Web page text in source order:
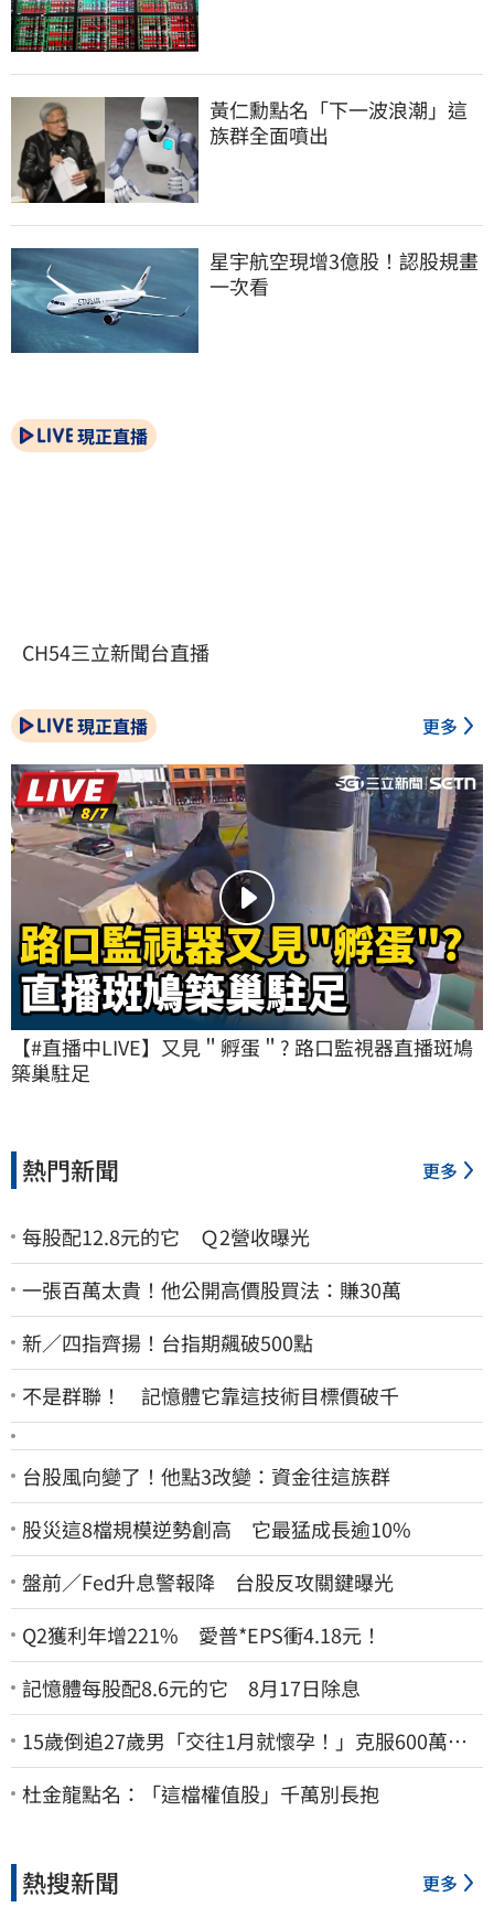
黃仁勳點名「下一波浪潮」這
族群全面噴出
星宇航空現增3億股！認股規畫
一次看
現正直播
CH54三立新聞台直播
現正直播 更多
【#直播中LIVE】又見＂孵蛋＂? 路口監視器直播斑鳩
築巢駐足
熱門新聞 更多
每股配12.8元的它 Ｑ2營收曝光
一張百萬太貴！他公開高價股買法：賺30萬
新／四指齊揚！台指期飆破500點
不是群聯！ 記憶體它靠這技術目標價破千
台股風向變了！他點3改變：資金往這族群
股災這8檔規模逆勢創高 它最猛成長逾10%
盤前／Fed升息警報降 台股反攻關鍵曝光
Q2獲利年增221% 愛普*EPS衝4.18元！
記憶體每股配8.6元的它 8月17日除息
15歲倒追27歲男「交往1月就懷孕！」克服600萬債
務 36歲美魔女當阿嬤了
杜金龍點名：「這檔權值股」千萬別長抱
熱搜新聞 更多